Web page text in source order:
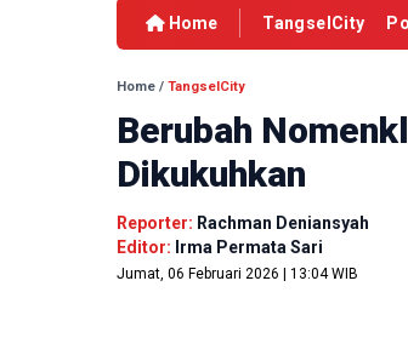
Home TangselCity
Home / TangselCity
Berubah
Dikukuhkan
Reporter: Rachman Deniansyah
Editor: Irma Permata Sari
Jumat, 06 Februari 2026 | 13:04 WIB